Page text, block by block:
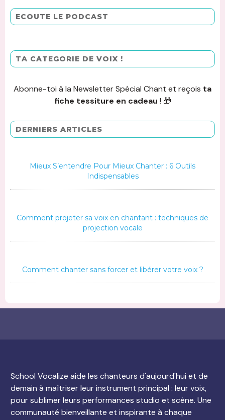
ECOUTE LE PODCAST
TA CATEGORIE DE VOIX !
Abonne-toi à la Newsletter Spécial Chant et reçois ta
fiche tessiture en cadeau ! 🎁
DERNIERS ARTICLES
Mieux S’entendre Pour Mieux Chanter : 6 Outils
Indispensables
Comment projeter sa voix en chantant : techniques de
projection vocale
Comment chanter sans forcer et libérer votre voix ?
School Vocalize aide les chanteurs d'aujourd'hui et de
demain à maîtriser leur instrument principal : leur voix,
pour sublimer leurs performances studio et scène. Une
communauté bienveillante et inspirante à chaque